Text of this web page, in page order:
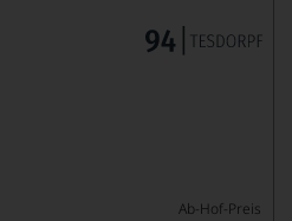
Ab-Hof-Preis